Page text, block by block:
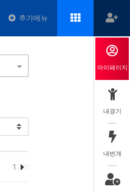
추가메뉴
12:15 12:45
마이페이지
내경기
내번개